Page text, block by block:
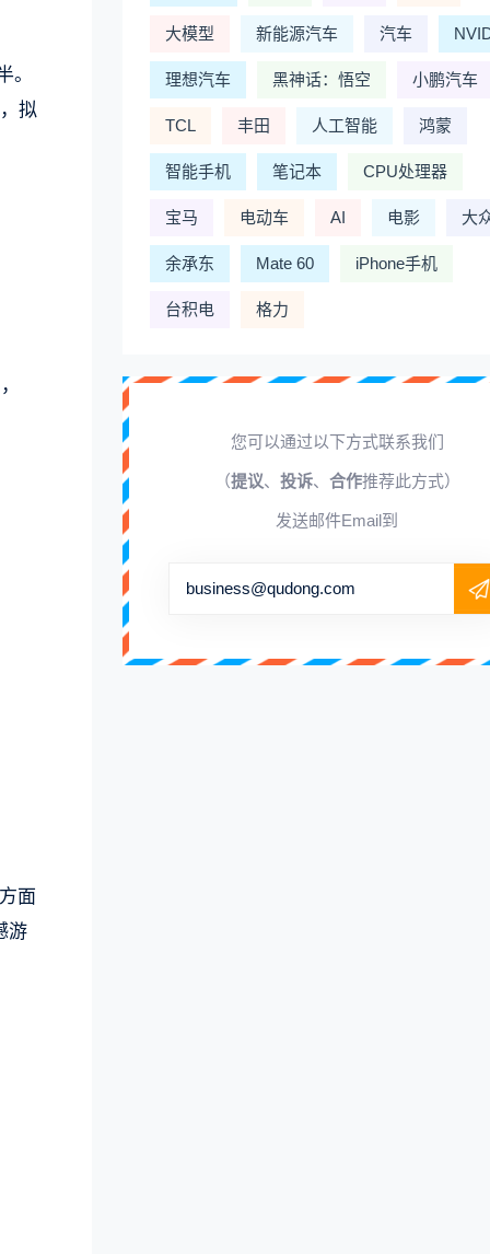
。
拟
面
游
大模型 新能源汽车 汽车
理想汽车 黑神话：悟空 小鹏汽车
TCL 丰田 人工智能 鸿蒙
智能手机 笔记本 CPU处理器
宝马 电动车 AI 电影 大
余承东 Mate 60 iPhone手机
台积电 格力
您可以通过以下方式联系我们
（提议、 投诉、 合作推荐此方式）
发送邮件Email到
business@qudong.com